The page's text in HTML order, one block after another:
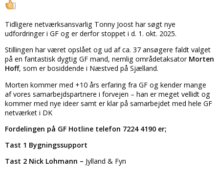
Tidligere netværksansvarlig Tonny Joost har søgt nye
udfordringer i GF og er derfor stoppet i d. 1. okt. 2025.
Stillingen har været opslået og ud af ca. 37 ansøgere faldt valget
på en fantastisk dygtig GF mand, nemlig områdetaksator Morten
Hoff, som er bosiddende i Næstved på Sjælland.
Morten kommer med +10 års erfaring fra GF og kender mange
af vores samarbejdspartnere i forvejen – han er meget vellidt og
kommer med nye ideer samt er klar på samarbejdet med hele GF
netværket i DK
Fordelingen på GF Hotline telefon 7224 4190 er;
Tast 1 Bygningssupport
Tast 2 Nick Lohmann – Jylland & Fyn